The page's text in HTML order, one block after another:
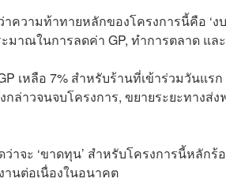
ความท้าทายหลักของโครงการนี้คือ ‘
าณในการลดค่า GP, ทำการตลาด แล
เหลือ 7% สำหรับร้านที่เข้าร่วมวันแ
กล่าวจนจบโครงการ, ขยายระยะทางส่
าจะ ‘ขาดทุน’ สำหรับโครงการนี้หลัก
นต่อเนื่องในอนาคต